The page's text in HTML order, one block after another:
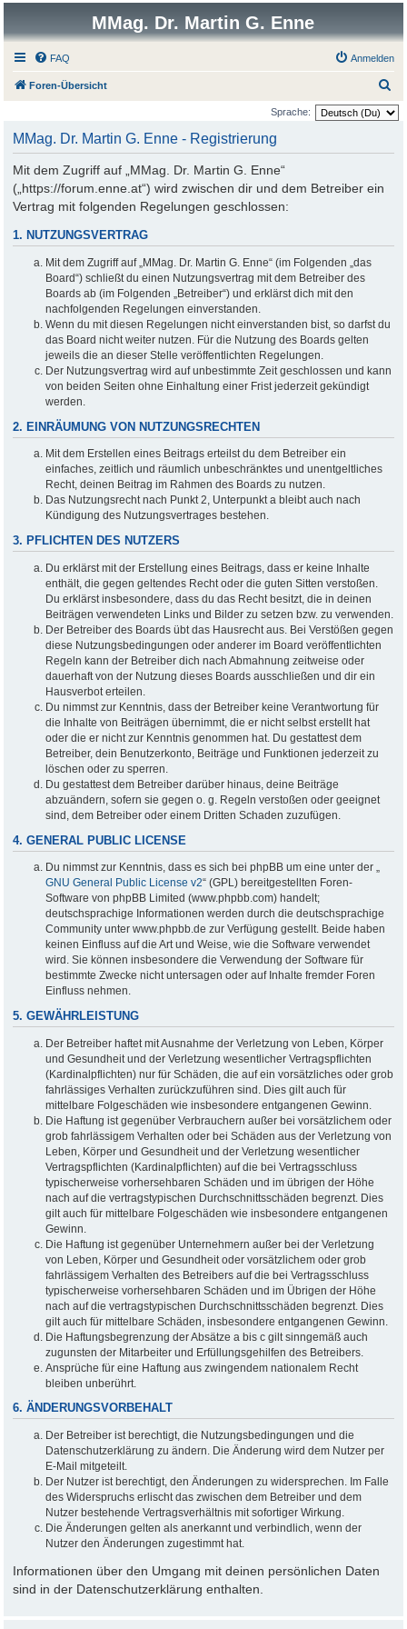
MMag. Dr. Martin G. Enne
FAQ Anmelden
Foren-Übersicht
u
Sprache:
MMag. Dr. Martin G. Enne - Registrierung
Mit dem Zugriff auf „MMag. Dr. Martin G. Enne“
(„https://forum.enne.at“) wird zwischen dir und dem Betreiber ein
Vertrag mit folgenden Regelungen geschlossen:
1. NUTZUNGSVERTRAG
Mit dem Zugriff auf „MMag. Dr. Martin G. Enne“ (im Folgenden „das
Board“) schließt du einen Nutzungsvertrag mit dem Betreiber des
Boards ab (im Folgenden „Betreiber“) und erklärst dich mit den
nachfolgenden Regelungen einverstanden.
Wenn du mit diesen Regelungen nicht einverstanden bist, so darfst du
das Board nicht weiter nutzen. Für die Nutzung des Boards gelten
jeweils die an dieser Stelle veröffentlichten Regelungen.
Der Nutzungsvertrag wird auf unbestimmte Zeit geschlossen und kann
von beiden Seiten ohne Einhaltung einer Frist jederzeit gekündigt
werden.
2. EINRÄUMUNG VON NUTZUNGSRECHTEN
Mit dem Erstellen eines Beitrags erteilst du dem Betreiber ein
einfaches, zeitlich und räumlich unbeschränktes und unentgeltliches
Recht, deinen Beitrag im Rahmen des Boards zu nutzen.
Das Nutzungsrecht nach Punkt 2, Unterpunkt a bleibt auch nach
Kündigung des Nutzungsvertrages bestehen.
3. PFLICHTEN DES NUTZERS
Du erklärst mit der Erstellung eines Beitrags, dass er keine Inhalte
enthält, die gegen geltendes Recht oder die guten Sitten verstoßen.
Du erklärst insbesondere, dass du das Recht besitzt, die in deinen
Beiträgen verwendeten Links und Bilder zu setzen bzw. zu verwenden.
Der Betreiber des Boards übt das Hausrecht aus. Bei Verstößen gegen
diese Nutzungsbedingungen oder anderer im Board veröffentlichten
Regeln kann der Betreiber dich nach Abmahnung zeitweise oder
dauerhaft von der Nutzung dieses Boards ausschließen und dir ein
Hausverbot erteilen.
Du nimmst zur Kenntnis, dass der Betreiber keine Verantwortung für
die Inhalte von Beiträgen übernimmt, die er nicht selbst erstellt hat
oder die er nicht zur Kenntnis genommen hat. Du gestattest dem
Betreiber, dein Benutzerkonto, Beiträge und Funktionen jederzeit zu
löschen oder zu sperren.
Du gestattest dem Betreiber darüber hinaus, deine Beiträge
abzuändern, sofern sie gegen o. g. Regeln verstoßen oder geeignet
sind, dem Betreiber oder einem Dritten Schaden zuzufügen.
4. GENERAL PUBLIC LICENSE
Du nimmst zur Kenntnis, dass es sich bei phpBB um eine unter der „
GNU General Public License v2“ (GPL) bereitgestellten Foren-
Software von phpBB Limited (www.phpbb.com) handelt;
deutschsprachige Informationen werden durch die deutschsprachige
Community unter www.phpbb.de zur Verfügung gestellt. Beide haben
keinen Einfluss auf die Art und Weise, wie die Software verwendet
wird. Sie können insbesondere die Verwendung der Software für
bestimmte Zwecke nicht untersagen oder auf Inhalte fremder Foren
Einfluss nehmen.
5. GEWÄHRLEISTUNG
Der Betreiber haftet mit Ausnahme der Verletzung von Leben, Körper
und Gesundheit und der Verletzung wesentlicher Vertragspflichten
(Kardinalpflichten) nur für Schäden, die auf ein vorsätzliches oder grob
fahrlässiges Verhalten zurückzuführen sind. Dies gilt auch für
mittelbare Folgeschäden wie insbesondere entgangenen Gewinn.
Die Haftung ist gegenüber Verbrauchern außer bei vorsätzlichem oder
grob fahrlässigem Verhalten oder bei Schäden aus der Verletzung von
Leben, Körper und Gesundheit und der Verletzung wesentlicher
Vertragspflichten (Kardinalpflichten) auf die bei Vertragsschluss
typischerweise vorhersehbaren Schäden und im übrigen der Höhe
nach auf die vertragstypischen Durchschnittsschäden begrenzt. Dies
gilt auch für mittelbare Folgeschäden wie insbesondere entgangenen
Gewinn.
Die Haftung ist gegenüber Unternehmern außer bei der Verletzung
von Leben, Körper und Gesundheit oder vorsätzlichem oder grob
fahrlässigem Verhalten des Betreibers auf die bei Vertragsschluss
typischerweise vorhersehbaren Schäden und im Übrigen der Höhe
nach auf die vertragstypischen Durchschnittsschäden begrenzt. Dies
gilt auch für mittelbare Schäden, insbesondere entgangenen Gewinn.
Die Haftungsbegrenzung der Absätze a bis c gilt sinngemäß auch
zugunsten der Mitarbeiter und Erfüllungsgehilfen des Betreibers.
Ansprüche für eine Haftung aus zwingendem nationalem Recht
bleiben unberührt.
6. ÄNDERUNGSVORBEHALT
Der Betreiber ist berechtigt, die Nutzungsbedingungen und die
Datenschutzerklärung zu ändern. Die Änderung wird dem Nutzer per
E-Mail mitgeteilt.
Der Nutzer ist berechtigt, den Änderungen zu widersprechen. Im Falle
des Widerspruchs erlischt das zwischen dem Betreiber und dem
Nutzer bestehende Vertragsverhältnis mit sofortiger Wirkung.
Die Änderungen gelten als anerkannt und verbindlich, wenn der
Nutzer den Änderungen zugestimmt hat.
Informationen über den Umgang mit deinen persönlichen Daten
sind in der Datenschutzerklärung enthalten.